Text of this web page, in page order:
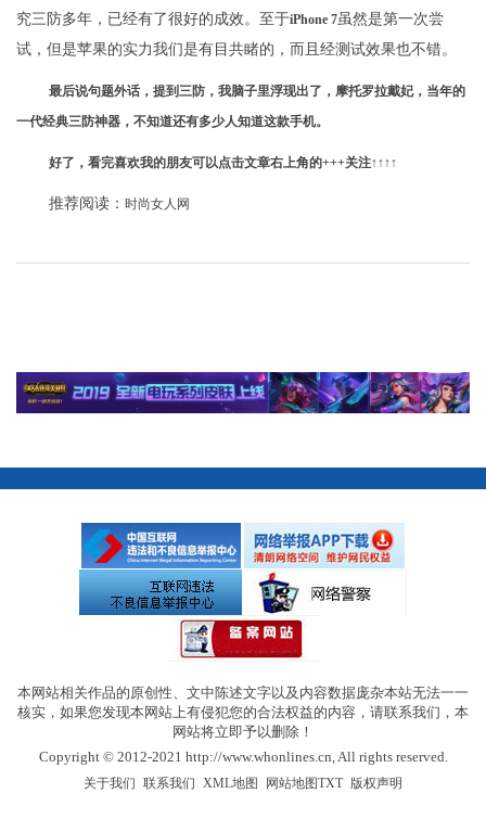
究三防多年，已经有了很好的成效。至于iPhone 7虽然是第一次尝
试，但是苹果的实力我们是有目共睹的，而且经测试效果也不错。
最后说句题外话，提到三防，我脑子里浮现出了，摩托罗拉戴妃，当年的
一代经典三防神器，不知道还有多少人知道这款手机。
好了，看完喜欢我的朋友可以点击文章右上角的+++关注↑↑↑↑
推荐阅读： 时尚女人网
本网站相关作品的原创性、文中陈述文字以及内容数据庞杂本站无法一一
核实，如果您发现本网站上有侵犯您的合法权益的内容，请联系我们，本
网站将立即予以删除！
Copyright © 2012-2021 http://www.whonlines.cn, All rights reserved.
关于我们 联系我们 XML地图 网站地图TXT| 版权声明